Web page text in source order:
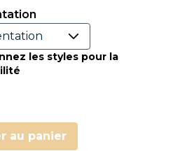
les styles pour la
au panier